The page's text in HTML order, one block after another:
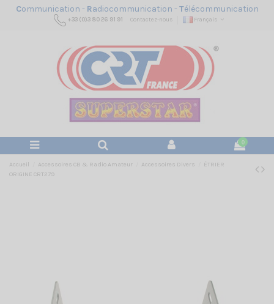
Communication - Radiocommunication -Télécommunication
+33 (0)3 80 26 91 91 Contactez-nous Français
0
Accueil Accessoires CB & Radio Amateur Accessoires Divers
ÉTRIER
ORIGINE CRT279